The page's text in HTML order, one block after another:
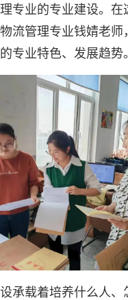
专业的专业建设。在
流管理专业钱婧老师
专业特色、发展趋势。
承载着培养什么人、